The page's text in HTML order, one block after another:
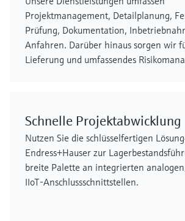
Projektmanagement, Detailplanung,
Prüfung, Dokumentation,
Anfahren. Darüber hinaus sorgen wir
Lieferung und umfassendes
Schnelle Projektabwicklung
Nutzen Sie die schlüsselfertigen
Endress+Hauser zur
breite Palette an integrierten
IIoT-Anschlussschnittstellen.